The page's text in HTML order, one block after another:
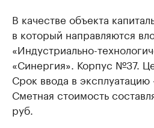
В качестве объекта
в который направляются
«Индустриально-
«Синергия». Корпус №37.
Срок ввода в эксплуатацию
Сметная стоимость
руб.